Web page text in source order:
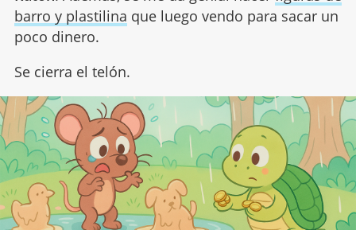
barro y plastilina que luego vendo para sacar un
poco dinero.
Se cierra el telón.